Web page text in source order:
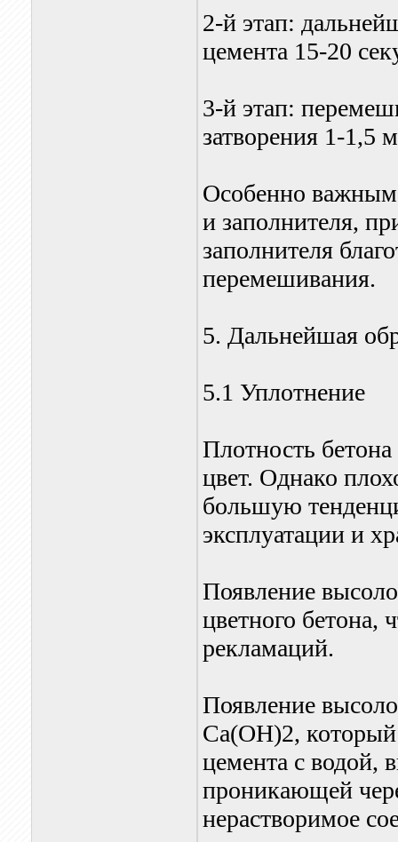
2-й этап:
цемента 15-20
3-й этап:
затворения 1-1,5
Особенно важным
и заполнителя,
заполнителя
перемешивания.
5. Дальнейшая
5.1 Уплотнение
Плотность бетона
цвет. Однако
большую
эксплуатации и
Появление
цветного бетона,
рекламаций.
Появление
Са(ОН)2, который
цемента с водой,
проникающей
нерастворимое